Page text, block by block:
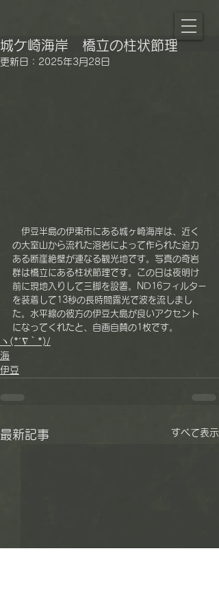
城ケ崎海岸 橋立の柱状節理
更新日： 2025年3月28日
伊豆半島の伊東市にある城ヶ崎海岸は、近く
の大室山から流れた溶岩によって作られた迫力
ある断崖絶壁が連なる観光地です。写真の奇岩
群は橋立にある柱状節理です。この日は夜明け
前に現地入りして三脚を設置。ND16フィルター
を装着して13秒の長時間露光で波を流しまし
た。水平線の彼方の伊豆大島が良いアクセント
になってくれたと、自画自賛の1枚です。
ヽ(*´∇｀*)/
海
伊豆
最新記事 すべて表示